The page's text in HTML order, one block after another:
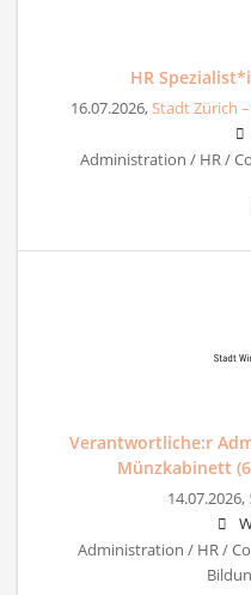
HR
16.07.2026,Stadt Zürich
Administration / HR /
Verantwortliche:r
Münzkabinett
14.07.2026,
Administration / HR /